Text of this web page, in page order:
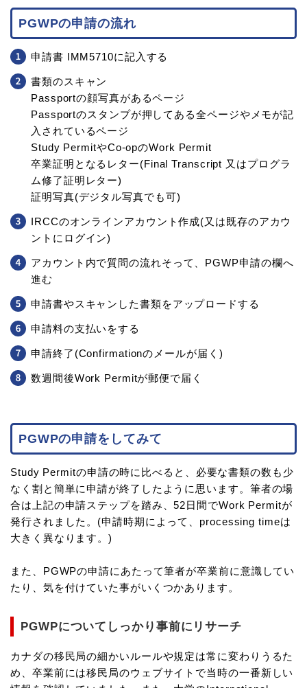
PGWPの申請の流れ
申請書 IMM5710に記入する
書類のスキャン
Passportの顔写真があるページ
Passportのスタンプが押してある全ページやメモが記
入されているページ
Study PermitやCo-opのWork Permit
卒業証明となるレター(Final Transcript 又はプログラ
ム修了証明レター)
証明写真(デジタル写真でも可)
IRCCのオンラインアカウント作成(又は既存のアカウ
ントにログイン)
アカウント内で質問の流れそって、PGWP申請の欄へ
進む
申請書やスキャンした書類をアップロードする
申請料の支払いをする
申請終了(Confirmationのメールが届く)
数週間後Work Permitが郵便で届く
PGWPの申請をしてみて
Study Permitの申請の時に比べると、必要な書類の数も少
なく割と簡単に申請が終了したように思います。筆者の場
合は上記の申請ステップを踏み、52日間でWork Permitが
発行されました。(申請時期によって、processing timeは
大きく異なります。)
また、PGWPの申請にあたって筆者が卒業前に意識してい
たり、気を付けていた事がいくつかあります。
PGWPについてしっかり事前にリサーチ
カナダの移民局の細かいルールや規定は常に変わりうるた
め、卒業前には移民局のウェブサイトで当時の一番新しい